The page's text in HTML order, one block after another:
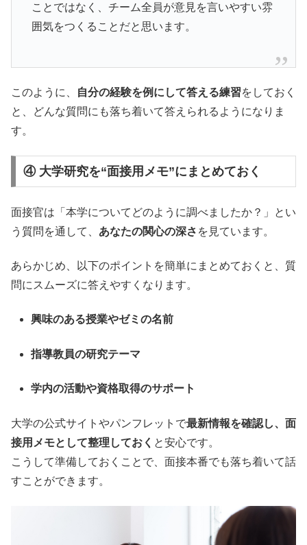
ことではなく、チーム全員が意見を言いやすい雰
囲気をつくることだと思います。
このように、 自分の経験を例にして答える練習をしておく
と、どんな質問にも落ち着いて答えられるようになりま
す。
④ 大学研究を“面接用メモ”にまとめておく
面接官は「本学についてどのように調べましたか？」とい
う質問を通して、 あなたの関心の深さ を見ています。
あらかじめ、以下のポイントを簡単にまとめておくと、質
問にスムーズに答えやすくなります。
興味のある授業やゼミの名前
指導教員の研究テーマ
学内の活動や資格取得のサポート
大学の公式サイトやパンフレットで最新情報を確認し、面
接用メモとして整理しておく と安心です。
こうして準備しておくことで、面接本番でも落ち着いて話
すことができます。